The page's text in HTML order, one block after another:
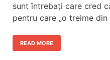
sunt întrebați care cred
pentru care „o treime
READ MORE